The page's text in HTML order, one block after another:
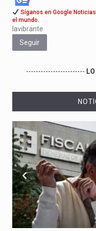
Síganos en Google
el mundo.
lavibrante
Seguir
------------------------